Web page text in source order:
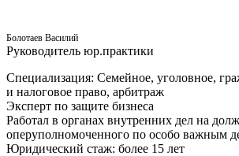
Болотаев Василий
Руководитель юр.практики
Специализация: Семейное, уголовное,
и налоговое право, арбитраж
Эксперт по защите бизнеса
Работал в органах внутренних дел на
оперуполномоченного по особо важным
Юридический стаж: более 15 лет